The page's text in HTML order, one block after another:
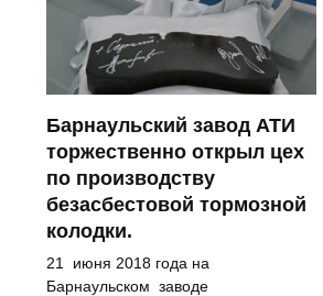
Барнаульский завод АТИ
торжественно открыл цех
по производству
безасбестовой тормозной
колодки.
21 июня 2018 года на
Барнаульском заводе